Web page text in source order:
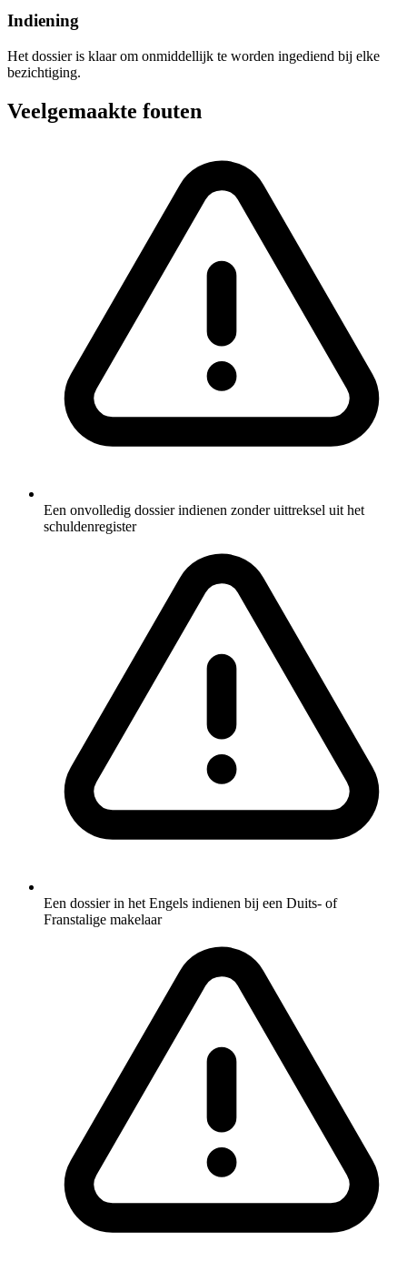
Indiening
Het dossier is klaar om onmiddellijk te worden ingediend bij elke
bezichtiging.
Veelgemaakte fouten
Een onvolledig dossier indienen zonder uittreksel uit het
schuldenregister
Een dossier in het Engels indienen bij een Duits- of
Franstalige makelaar